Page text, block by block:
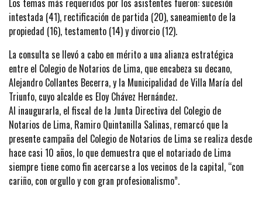
Los temas más requeridos por los asistentes fueron: sucesión
intestada (41), rectificación de partida (20), saneamiento de la
propiedad (16), testamento (14) y divorcio (12).
La consulta se llevó a cabo en mérito a una alianza estratégica
entre el Colegio de Notarios de Lima, que encabeza su decano,
Alejandro Collantes Becerra, y la Municipalidad de Villa María del
Triunfo, cuyo alcalde es Eloy Chávez Hernández.
Al inaugurarla, el fiscal de la Junta Directiva del Colegio de
Notarios de Lima, Ramiro Quintanilla Salinas, remarcó que la
presente campaña del Colegio de Notarios de Lima se realiza desde
hace casi 10 años, lo que demuestra que el notariado de Lima
siempre tiene como fin acercarse a los vecinos de la capital, “con
cariño, con orgullo y con gran profesionalismo”.